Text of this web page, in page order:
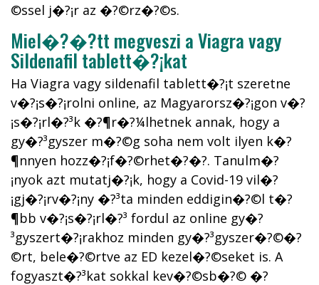
©ssel j�?¡r az �?©rz�?©s.
Miel�?�?tt megveszi a Viagra vagy
Sildenafil tablett�?¡kat
Ha Viagra vagy sildenafil tablett�?¡t szeretne
v�?¡s�?¡rolni online, az Magyarorsz�?¡gon v�?
¡s�?¡rl�?³k �?¶r�?¼lhetnek annak, hogy a
gy�?³gyszer m�?©g soha nem volt ilyen k�?
¶nnyen hozz�?¡f�?©rhet�?�?. Tanulm�?
¡nyok azt mutatj�?¡k, hogy a Covid-19 vil�?
¡gj�?¡rv�?¡ny �?³ta minden eddigin�?©l t�?
¶bb v�?¡s�?¡rl�?³ fordul az online gy�?
³gyszert�?¡rakhoz minden gy�?³gyszer�?©�?
©rt, bele�?©rtve az ED kezel�?©seket is. A
fogyaszt�?³kat sokkal kev�?©sb�?© �?